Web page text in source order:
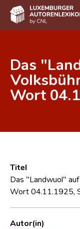
DE FR
Home
Erweiterte Suche
CNL
Das
Wort
Titel
Das "Landwuol"
Wort 04.11.1925,
Autor(in)